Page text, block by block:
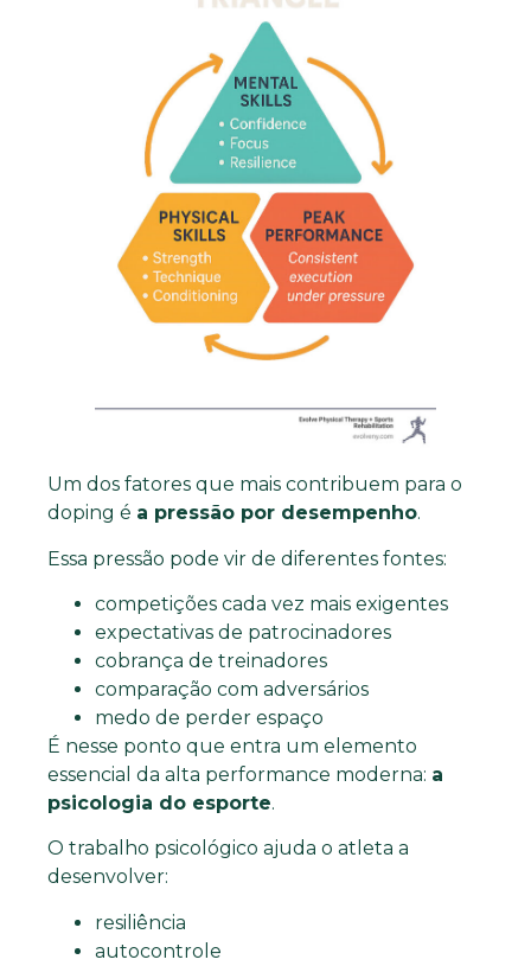
Um dos fatores que mais contribuem para o
doping é a pressão por desempenho.
Essa pressão pode vir de diferentes fontes:
competições cada vez mais exigentes
expectativas de patrocinadores
cobrança de treinadores
comparação com adversários
medo de perder espaço
É nesse ponto que entra um elemento
essencial da alta performance moderna: a
psicologia do esporte.
O trabalho psicológico ajuda o atleta a
desenvolver:
resiliência
autocontrole